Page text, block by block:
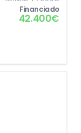
Financiado
42.400€